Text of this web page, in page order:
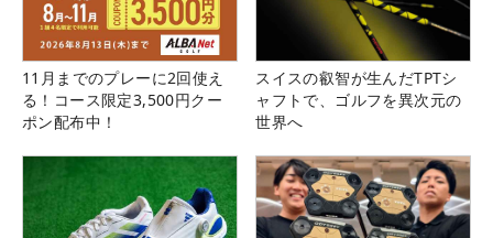
11月までのプレーに2回使え
る！コース限定3,500円クー
ポン配布中！
スイスの叡智が生んだTPTシ
ャフトで、ゴルフを異次元の
世界へ